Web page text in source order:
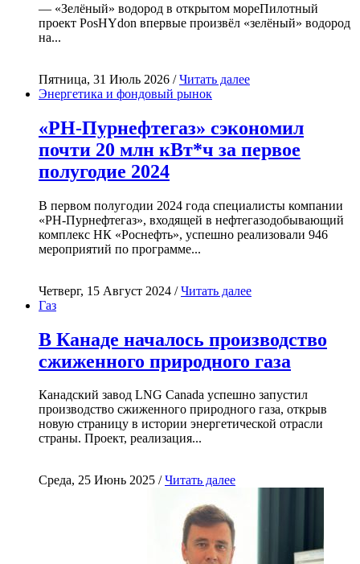
— «Зелёный» водород в открытом мореПилотный
проект PosHYdon впервые произвёл «зелёный» водород
на...
Пятница, 31 Июль 2026 /Читать далее
Энергетика и фондовый рынок
«РН-Пурнефтегаз» сэкономил
почти 20 млн кВт*ч за первое
полугодие 2024
В первом полугодии 2024 года специалисты компании
«РН-Пурнефтегаз», входящей в нефтегазодобывающий
комплекс НК «Роснефть», успешно реализовали 946
мероприятий по программе...
Четверг, 15 Август 2024 /Читать далее
Газ
В Канаде началось производство
сжиженного природного газа
Канадский завод LNG Canada успешно запустил
производство сжиженного природного газа, открыв
новую страницу в истории энергетической отрасли
страны. Проект, реализация...
Среда, 25 Июнь 2025 /Читать далее